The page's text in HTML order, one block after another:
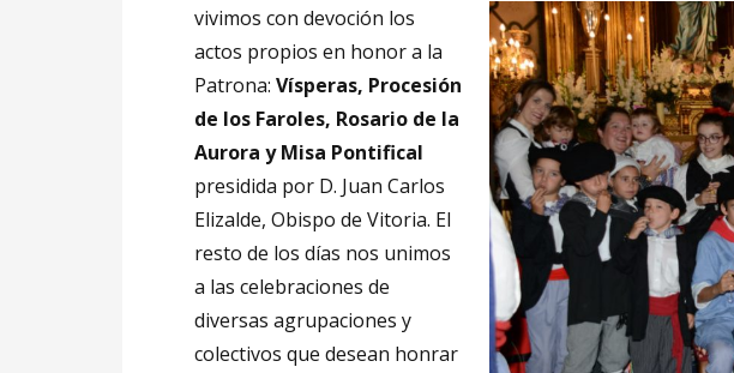
vivimos con devoción los
actos propios en honor a la
Patrona: Vísperas, Procesión
de los Faroles, Rosario de la
Aurora y Misa Pontifical
presidida por D. Juan Carlos
Elizalde, Obispo de Vitoria. El
resto de los días nos unimos
a las celebraciones de
diversas agrupaciones y
colectivos que desean honrar